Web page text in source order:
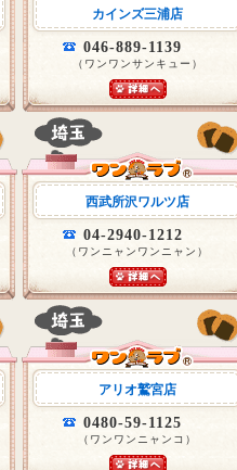
カインズ三浦店
046-889-1139
（ワンワンサンキュー）
西武所沢ワルツ店
04-2940-1212
（ワンニャンワンニャン）
アリオ鷲宮店
0480-59-1125
（ワンワンニャンコ）